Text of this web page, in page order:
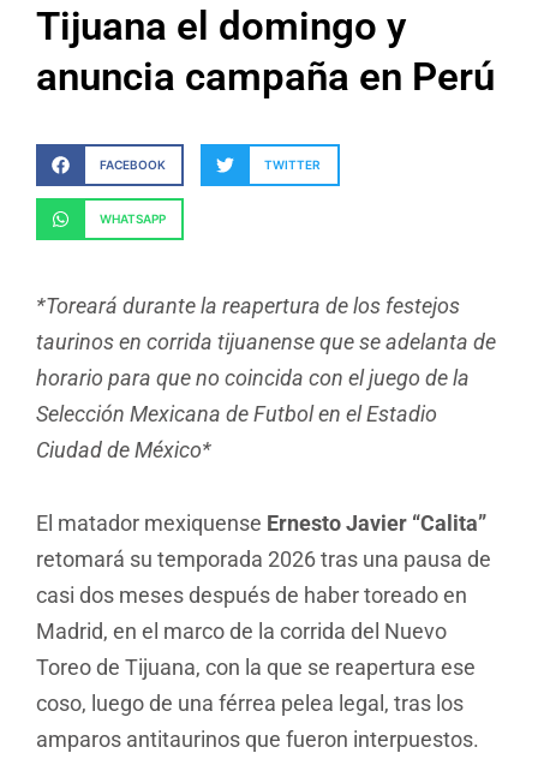
Tijuana el domingo y
anuncia campaña en Perú
FACEBOOK TWITTER
WHATSAPP
*Toreará durante la reapertura de los festejos
taurinos en corrida tijuanense que se adelanta de
horario para que no coincida con el juego de la
Selección Mexicana de Futbol en el Estadio
Ciudad de México*
El matador mexiquense Ernesto Javier “Calita”
retomará su temporada 2026 tras una pausa de
casi dos meses después de haber toreado en
Madrid, en el marco de la corrida del Nuevo
Toreo de Tijuana, con la que se reapertura ese
coso, luego de una férrea pelea legal, tras los
amparos antitaurinos que fueron interpuestos.